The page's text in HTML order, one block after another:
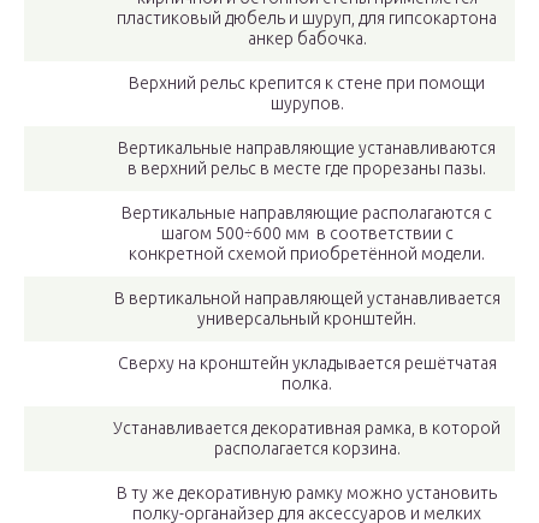
пластиковый дюбель и шуруп, для гипсокартона
анкер бабочка.
Верхний рельс крепится к стене при помощи
шурупов.
Вертикальные направляющие устанавливаются
в верхний рельс в месте где прорезаны пазы.
Вертикальные направляющие располагаются с
шагом 500÷600 мм в соответствии с
конкретной схемой приобретённой модели.
В вертикальной направляющей устанавливается
универсальный кронштейн.
Сверху на кронштейн укладывается решётчатая
полка.
Устанавливается декоративная рамка, в которой
располагается корзина.
В ту же декоративную рамку можно установить
полку-органайзер для аксессуаров и мелких